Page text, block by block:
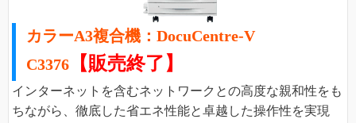
カラーA3複合機：DocuCentre-V
C3376
【販売終了】
インターネットを含むネットワークとの高度な親和性をも
ちながら、徹底した省エネ性能と卓越した操作性を実現